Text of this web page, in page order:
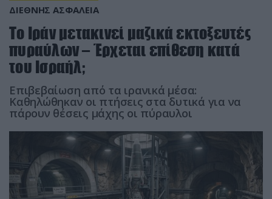
ΔΙΕΘΝΗΣ ΑΣΦΑΛΕΙΑ
Το Ιράν μετακινεί μαζικά εκτοξευτές
πυραύλων – Έρχεται επίθεση κατά
του Ισραήλ;
Επιβεβαίωση από τα ιρανικά μέσα:
Καθηλώθηκαν οι πτήσεις στα δυτικά για να
πάρουν θέσεις μάχης οι πύραυλοι